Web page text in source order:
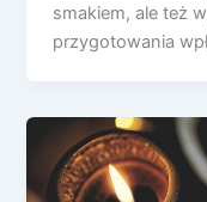
smakiem, ale też
przygotowania